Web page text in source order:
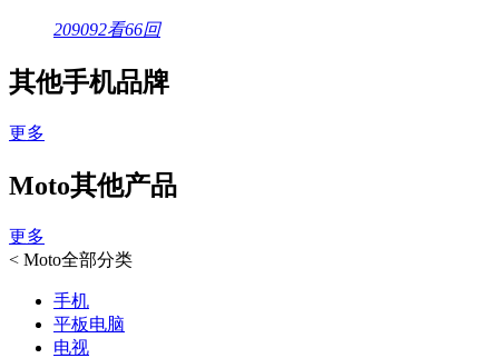
209092看66回
其他手机品牌
更多
Moto其他产品
更多
< Moto全部分类
手机
平板电脑
电视